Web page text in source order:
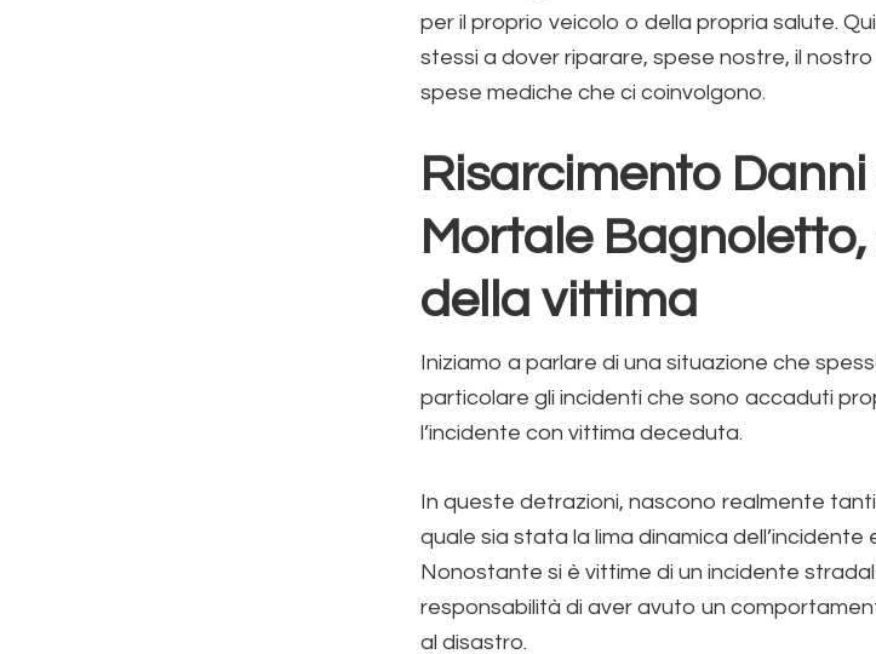
per il proprio veicolo o della propria salute.
stessi a dover riparare, spese nostre, il
spese mediche che ci coinvolgono.
Risarcimento
Mortale
della vittima
Iniziamo a parlare di una situazione che
particolare gli incidenti che sono accaduti
l’incidente con vittima deceduta.
In queste detrazioni, nascono realmente
quale sia stata la lima dinamica dell’incidente
Nonostante si è vittime di un incidente
responsabilità di aver avuto un
al disastro.